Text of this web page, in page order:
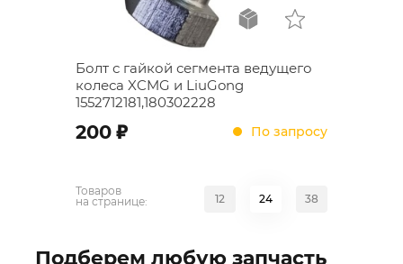
Болт с гайкой сегмента ведущего
колеса XCMG и LiuGong
1552712181,180302228
200 ; По запросу
Товаров
на странице:
12 24 38
Подберем любую запчасть